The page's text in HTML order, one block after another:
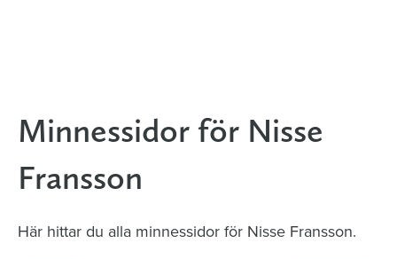
Minnessidor för Nisse
Fransson
Här hittar du alla minnessidor för Nisse Fransson.